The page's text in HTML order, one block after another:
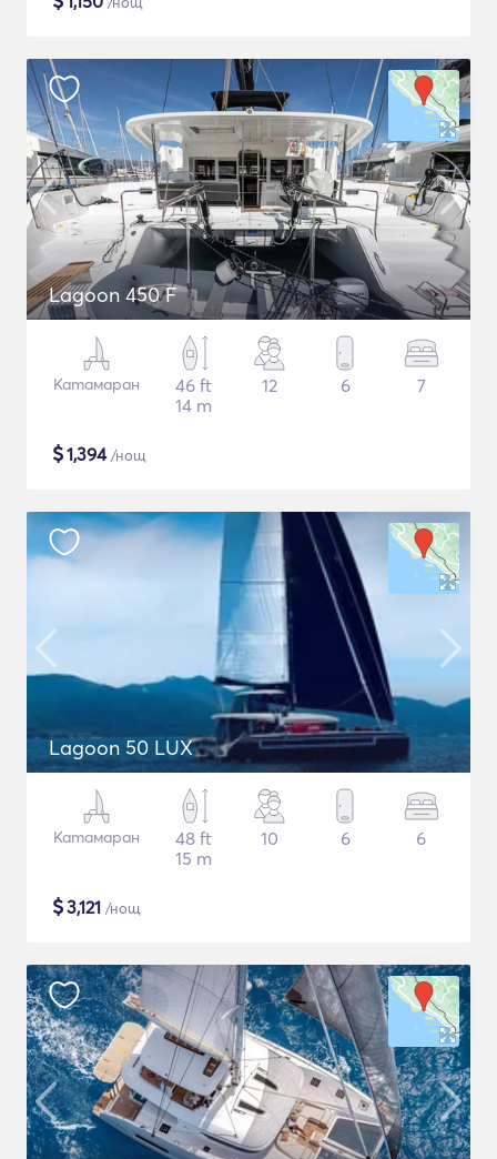
Lagoon 450 F
Катамаран
46 ft
14 m
12 6 7
$1,394/нощ
Lagoon 50 LUX
Катамаран
48 ft
15 m
10 6 6
$3,121 /нощ